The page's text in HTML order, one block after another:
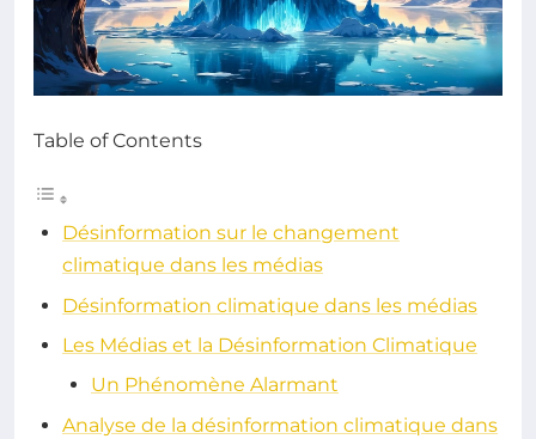
Table of Contents
Désinformation sur le changement
climatique dans les médias
Désinformation climatique dans les médias
Les Médias et la Désinformation Climatique
Un Phénomène Alarmant
Analyse de la désinformation climatique dans